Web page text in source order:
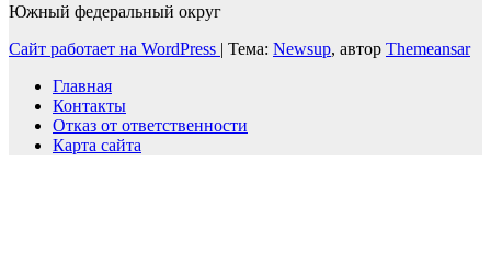
Южный федеральный округ
Сайт работает на WordPress | Тема: Newsup, автор Themeansar
Главная
Контакты
Отказ от ответственности
Карта сайта